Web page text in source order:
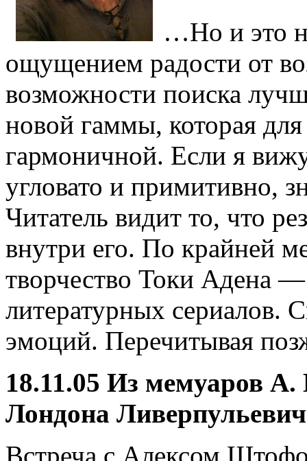
…Но и это
ощущением радости от
возможности поиска
новой гаммы, которая для
гармоничной. Если я
угловато и примитивно,
Читатель видит то, что
внутри его. По крайней
творчество Токи Адена
литературных сериалов.
эмоций. Перечитывая
18.11.05 Из мемуаров
Лондона
Встреча с Алексом